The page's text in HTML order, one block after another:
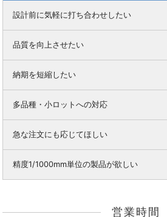
設計前に気軽に打ち合わせしたい
品質を向上させたい
納期を短縮したい
多品種・小ロットへの対応
急な注文にも応じてほしい
精度1/1000mm単位の製品が欲しい
営業時間